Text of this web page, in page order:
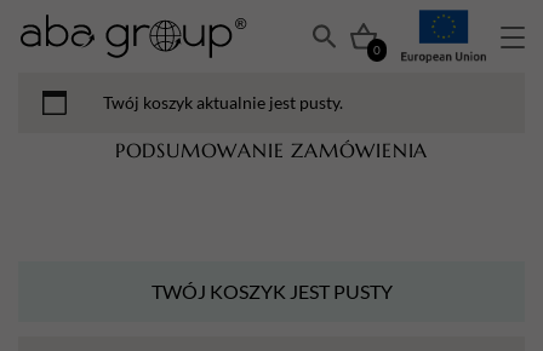
0
Twój koszyk aktualnie jest pusty.
PODSUMOWANIE ZAMÓWIENIA
TWÓJ KOSZYK JEST PUSTY